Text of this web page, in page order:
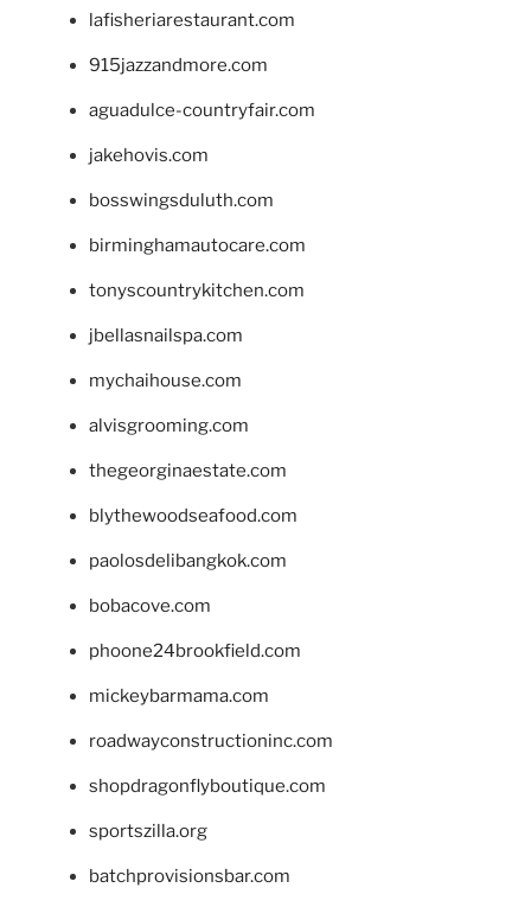
lafisheriarestaurant.com
915jazzandmore.com
aguadulce-countryfair.com
jakehovis.com
bosswingsduluth.com
birminghamautocare.com
tonyscountrykitchen.com
jbellasnailspa.com
mychaihouse.com
alvisgrooming.com
thegeorginaestate.com
blythewoodseafood.com
paolosdelibangkok.com
bobacove.com
phoone24brookfield.com
mickeybarmama.com
roadwayconstructioninc.com
shopdragonflyboutique.com
sportszilla.org
batchprovisionsbar.com